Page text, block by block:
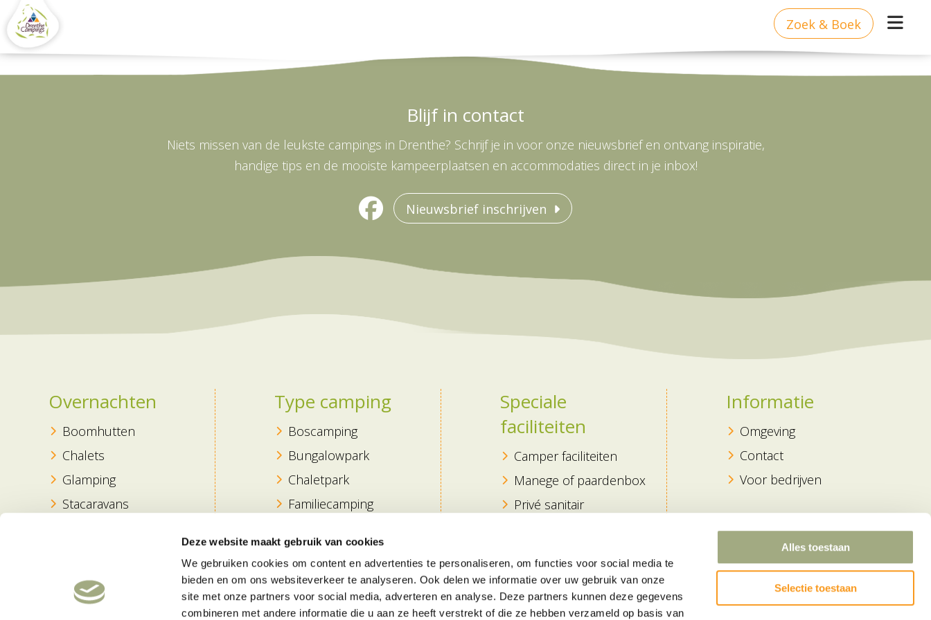
Deze website maakt gebruik van cookies
We gebruiken cookies om content en advertenties te personaliseren, om functies voor social media te
bieden en om ons websiteverkeer te analyseren. Ook delen we informatie over uw gebruik van onze
site met onze partners voor social media, adverteren en analyse. Deze partners kunnen deze gegevens
combineren met andere informatie die u aan ze heeft verstrekt of die ze hebben verzameld op basis van
Alles toestaan
Selectie toestaan
Zoek & Boek
Blijf in contact
Niets missen van de leukste campings in Drenthe? Schrijf je in voor onze nieuwsbrief en ontvang inspiratie,
handige tips en de mooiste kampeerplaatsen en accommodaties direct in je inbox!
Nieuwsbrief inschrijven
Overnachten
Boomhutten
Chalets
Glamping
Stacaravans
Type camping
Boscamping
Bungalowpark
Chaletpark
Familiecamping
Rustige camping
Vakantiepark
Hondvriendelijke
Speciale
faciliteiten
Camper faciliteiten
Manege of paardenbox
Privé sanitair
Binnenzwembad
Alle faciliteiten
Informatie
Omgeving
Contact
Voor bedrijven